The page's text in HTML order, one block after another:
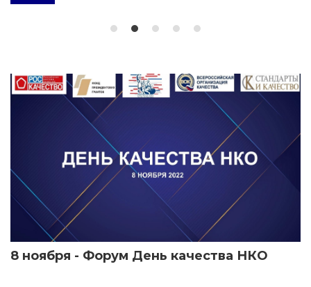
8 ноября - Форум День качества НКО